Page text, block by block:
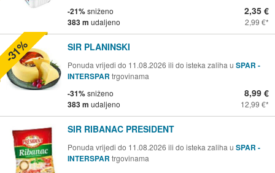
-21%sniženo
383 m udaljeno
2,35 €
2,99 €
SIR PLANINSKI
Ponuda vrijedi do 11.08.2026 ili do isteka zaliha u SPAR -
INTERSPAR trgovinama
-31%sniženo
383 m udaljeno
8,99 €
12,99 €
-31%
SIR RIBANAC PRESIDENT
Ponuda vrijedi do 11.08.2026 ili do isteka zaliha u SPAR -
INTERSPAR trgovinama